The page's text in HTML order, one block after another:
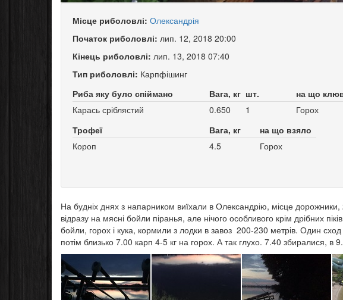
Місце риболовлі: Олександрія
Початок риболовлі: лип. 12, 2018 20:00
Кінець риболовлі: лип. 13, 2018 07:40
Тип риболовлі: Карпфішинг
Риба яку було спіймано
Вага, кг шт.
на що
Карась сріблястий
0.650 1
Горох
Трофеї
Вага, кг
на що взяло
Короп
4.5 Горох
На будніх днях з напарником виїхали в Олександрію, місце дорожники,
відразу на мясні бойли піранья, але нічого особливого крім дрібних
бойли, горох і кука, кормили з лодки в завоз 200-230 метрів. Один
потім близько 7.00 карп 4-5 кг на горох. А так глухо. 7.40 збиралися, в